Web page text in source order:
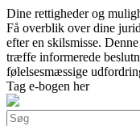
Dine rettigheder og
Få overblik over dine
efter en skilsmisse.
træffe informerede
følelsesmæssige
Tag e-bogen her